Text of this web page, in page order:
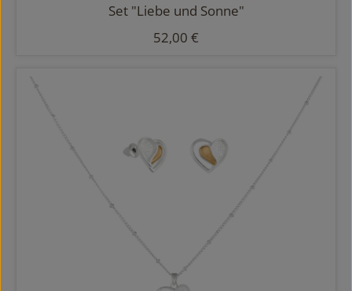
Set "Liebe und Sonne"
Regulärer Preis:
52,00 €